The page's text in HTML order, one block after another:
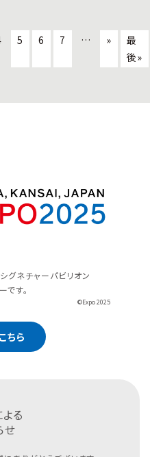
5 6 7 … »
最
後»
グネチャーパビリオン
です。
©Expo 2025
ちら
る
せ